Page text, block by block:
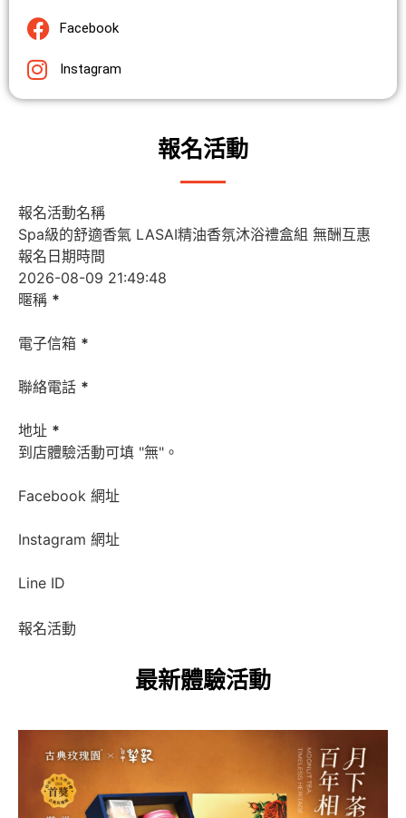
Facebook
Instagram
報名活動
報名活動名稱
報名日期時間
暱稱 *
電子信箱 *
聯絡電話 *
地址 *
到店體驗活動可填 "無"。
Facebook 網址
Instagram 網址
Line ID
報名活動
最新體驗活動